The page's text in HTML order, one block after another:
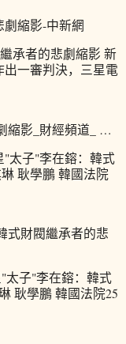
縮影-中新網
承者的悲劇縮影 新
一審判決，三星電
縮影_財經頻道_ …
"太子"李在鎔：韓式
耿學鵬 韓國法院
式財閥繼承者的悲
太子"李在鎔：韓式
耿學鵬 韓國法院25